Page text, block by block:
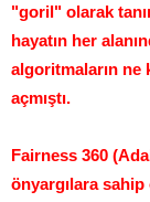
"goril" olarak
hayatın her
algoritmaların ne
açmıştı.
Fairness 360
önyargılara